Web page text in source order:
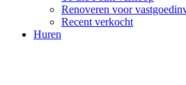
Renoveren voor
Recent verkocht
Huren